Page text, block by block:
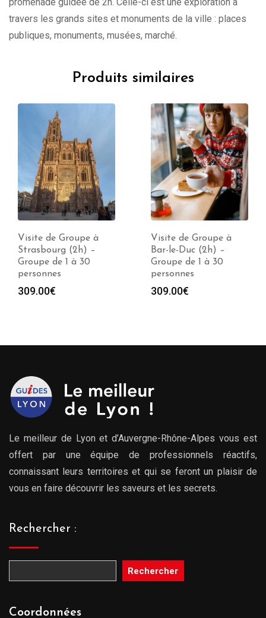
promenade guidée de 2h. Celle-ci est une exploration à
travers les grands sites et monuments de la ville : places
publiques, monuments, musées, marché.
Produits similaires
Visite de Groupe à
Strasbourg (2h) –
Groupe de 1 à 30
personnes
309.00€
Visite de Groupe à
Bar-le-Duc (2h) –
Groupe de 1 à 30
personnes
309.00€
Le meilleur de Lyon et d’Auvergne-Rhône-Alpes vous est
offert par une équipe de professionnels réactifs,
connaissant leurs territoires et qui se feront un plaisir de
vous en faire découvrir les saveurs et les secrets.
Rechercher :
Rechercher
Coordonnées